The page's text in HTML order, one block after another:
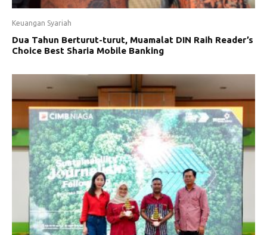
Keuangan Syariah
Dua Tahun Berturut-turut, Muamalat DIN Raih Reader’s
Choice Best Sharia Mobile Banking